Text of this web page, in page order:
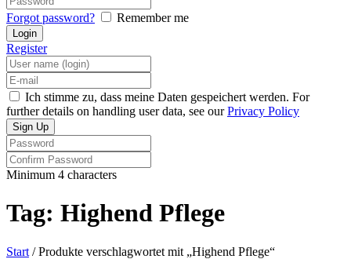
Forgot password? Remember me
Register
Ich stimme zu, dass meine Daten gespeichert werden. For
further details on handling user data, see ourPrivacy Policy
Minimum 4 characters
Tag: Highend Pflege
Start / Produkte verschlagwortet mit „Highend Pflege“